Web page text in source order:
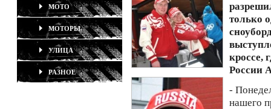
МОТО
МОТОРЫ
УЛИЦА
РАЗНОЕ
только
кроссе,
России
-
нашего